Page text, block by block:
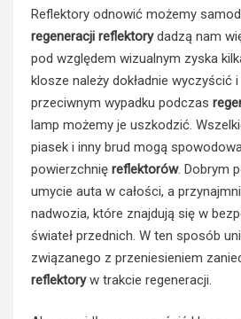
Reflektory odnowić możemy
regeneracji reflektorydadzą nam
pod względem wizualnym zyska
klosze należy dokładnie wyczyścić
przeciwnym wypadku podczas
lamp możemy je uszkodzić.
piasek i inny brud mogą
powierzchnię reflektorów. Dobrym
umycie auta w całości, a
nadwozia, które znajdują się w
świateł przednich. W ten sposób
związanego z przeniesieniem
reflektoryw trakcie regeneracji.